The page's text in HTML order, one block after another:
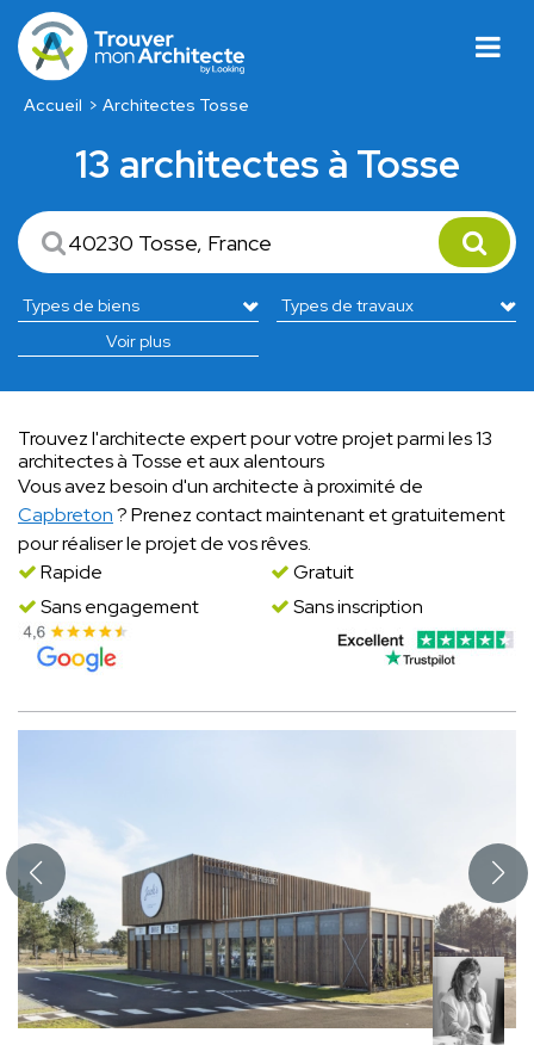
Accueil Architectes Tosse
13 architectes à Tosse
Voir plus
Trouvez l'architecte expert pour votre projet parmi les 13
architectes à Tosse et aux alentours
Vous avez besoin d'un architecte à proximité de
Capbreton? Prenez contact maintenant et gratuitement
pour réaliser le projet de vos rêves.
Rapide
Gratuit
Sans engagement
Sans inscription